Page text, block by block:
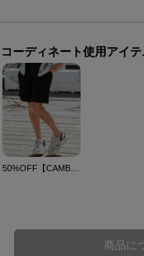
コーディネート使用アイテ
商品に